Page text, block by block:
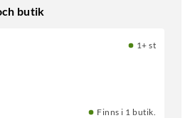
butik
1+ st
Finns i 1 butik.